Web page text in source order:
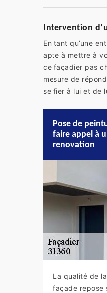
Intervention
En tant qu’une
apte à mettre à
ce façadier pas
mesure de
se fier à lui et de
Pose de
faire appel à
renovation
La qualité de
façade repose